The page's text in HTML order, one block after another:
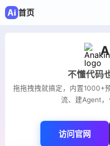
首页
不懂代码
拖拖拽拽就搞定，内置1000+
流、建Agent，
访问官网